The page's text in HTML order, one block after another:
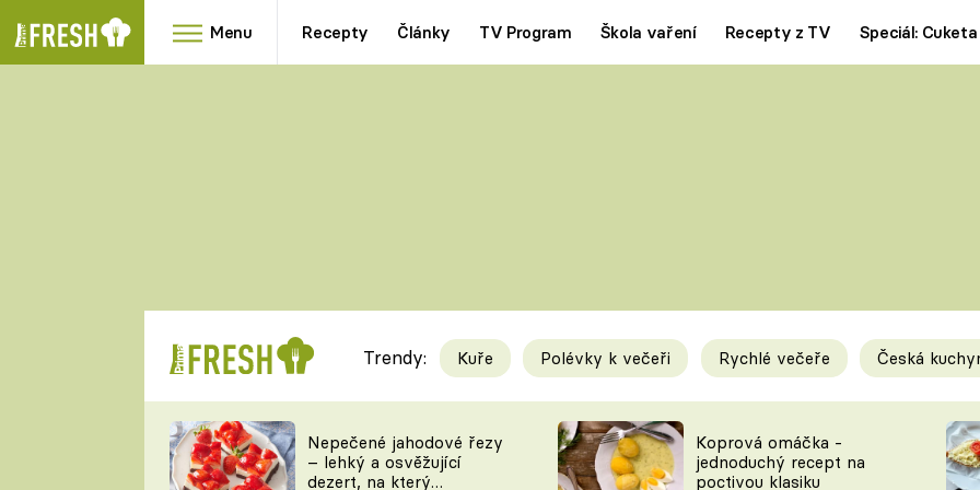
Menu Recepty Články TV Program Škola vaření Recepty z TV Speciál: Cuketa
RYCHLOVKY
Videorecepty
TEĎ VAŘÍ ŠÉF!
Tipy a triky
KAM ZA JÍDLEM
Trendy: Kuře Polévky k večeři Rychlé večeře Česká
Nepečené jahodové řezy
– lehký a osvěžující
dezert, na který
Koprová omáčka -
jednoduchý recept na
poctivou klasiku